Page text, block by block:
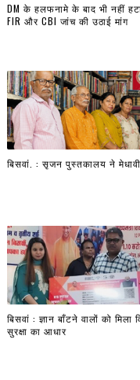
DM के हलफनामे के बाद भी नहीं
FIR और CBI जांच की उठाई मांग
बिसवां. : सृजन पुस्तकालय ने
बिसवां : ज्ञान बाँटने वालों को
सुरक्षा का आधार